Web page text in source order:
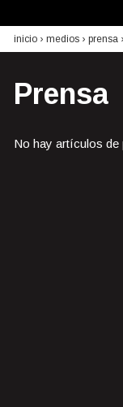
inicio › medios › prensa
Prensa
No hay artículos de